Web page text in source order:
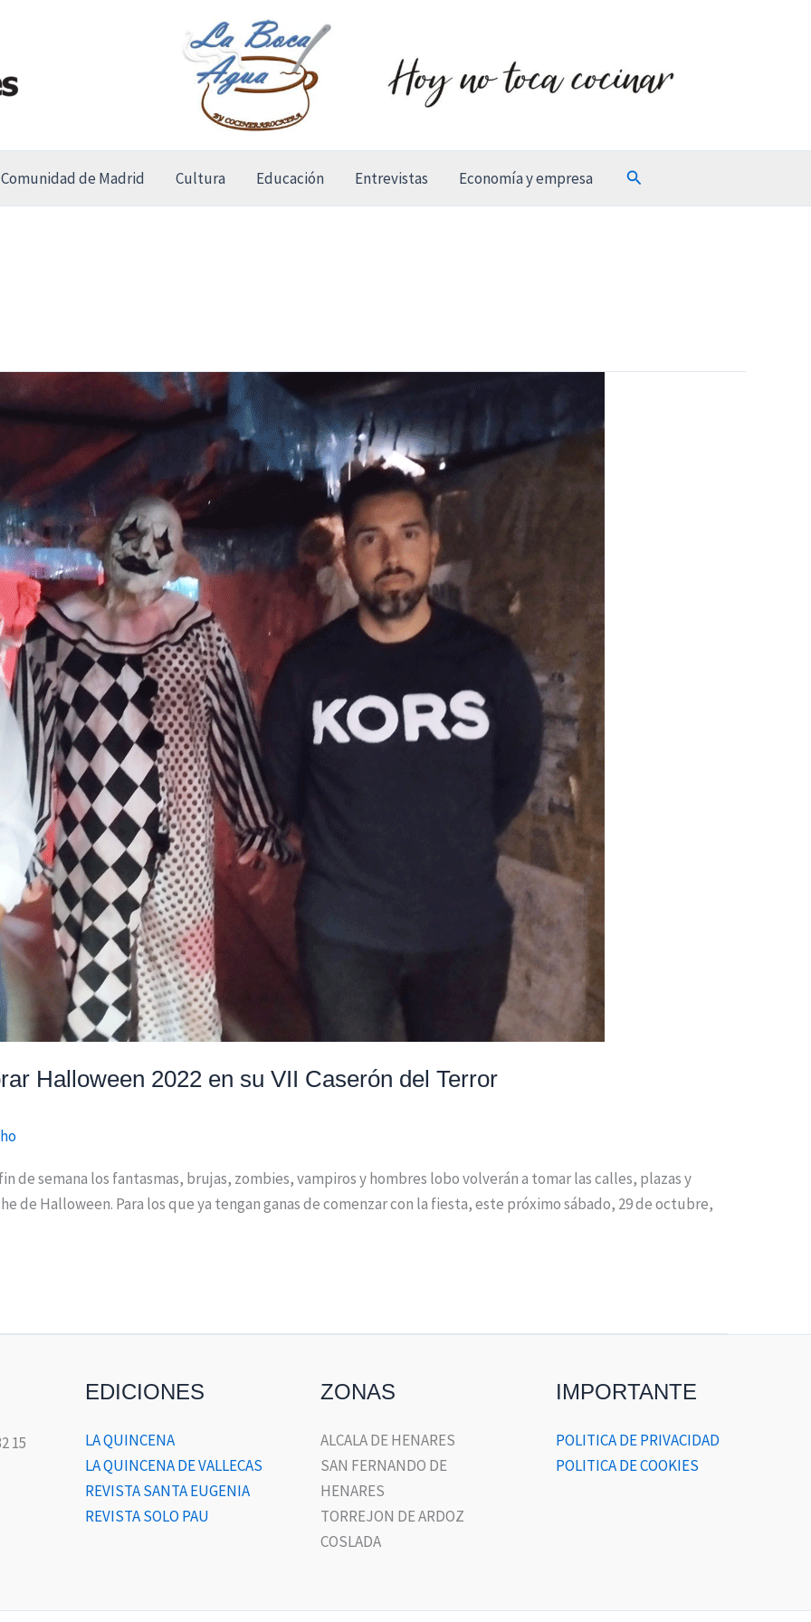
Comunidad de Madrid Cultura Educación Entrevistas Economía y empresa Buscar
Halloween 2022 en su VII Caserón del Terror
de semana los fantasmas, brujas, zombies, vampiros y hombres lobo volverán a tomar las calles, plazas y
de Halloween. Para los que ya tengan ganas de comenzar con la fiesta, este próximo sábado, 29 de octubre,
15
EDICIONES
LA QUINCENA
LA QUINCENA DE VALLECAS
REVISTA SANTA EUGENIA
REVISTA SOLO PAU
ZONAS
ALCALA DE HENARES
SAN FERNANDO DE
HENARES
TORREJON DE ARDOZ
COSLADA
IMPORTANTE
POLITICA DE PRIVACIDAD
POLITICA DE COOKIES